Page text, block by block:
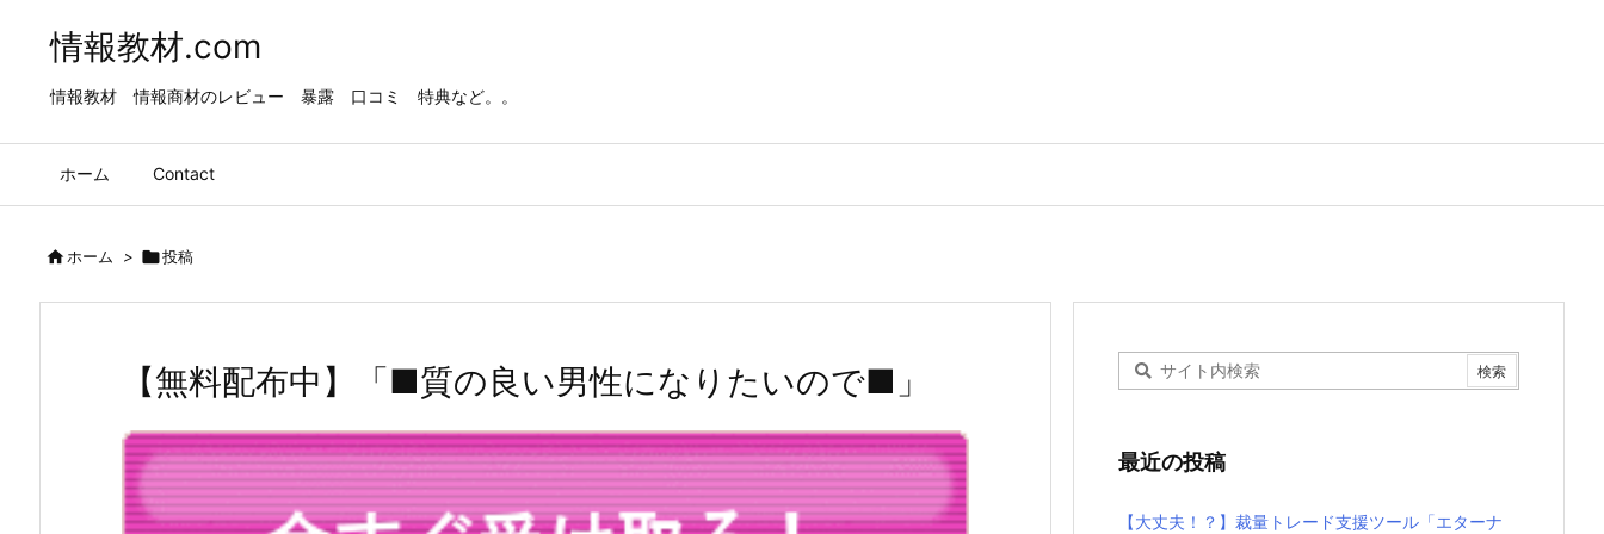
情報教材.com
情報教材 情報商材のレビュー 暴露 口コミ 特典など。。
ホーム Contact
ホーム > 投稿
【無料配布中】「■質の良い男性になりたいので■」
最近の投稿
【大丈夫！？】裁量トレード支援ツール「エターナ